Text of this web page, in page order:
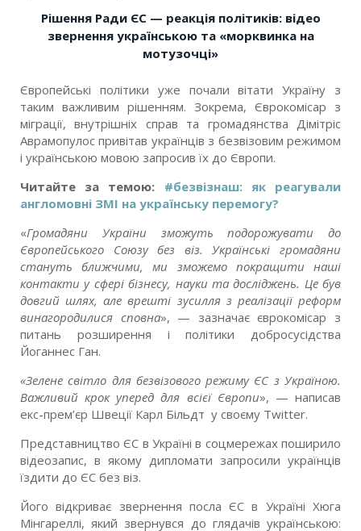
Рішення Ради ЄС — реакція політиків: відео
звернення українською та «морквинка на
мотузочці»
Європейські політики уже почали вітати Україну з
таким важливим рішенням. Зокрема, Єврокомісар з
міграції, внутрішніх справ та громадянства Дімітріс
Аврамопулос привітав українців з безвізовим режимом
і українською мовою запросив їх до Європи.
Читайте за темою: #безвізнаш: як реагували
англомовні ЗМІ на українську перемогу?
«Громадяни України зможуть подорожувати до
Європейського Союзу без віз. Українські громадяни
стануть ближчими, ми зможемо покращити наші
контакти у сфері бізнесу, науки та досліджень. Це був
довгий шлях, але врешті зусилля з реалізації реформ
винагородилися сповна», — зазначає єврокомісар з
питань розширення і політики добросусідства
Йоганнес Ган.
«Зелене світло для безвізового режиму ЄС з Україною.
Важливий крок уперед для всієї Європи», — написав
екс-прем’єр Швеції Карл Більдт у своєму Twitter.
Представництво ЄС в Україні в соцмережах поширило
відеозапис, в якому дипломати запросили українців
їздити до ЄС без віз.
Його відкриває звернення посла ЄС в Україні Хюга
Мінгареллі, який звернувся до глядачів українською: